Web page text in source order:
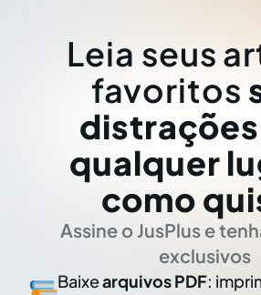
Leia seus
favoritos
distrações
qualquer
como
Assine o JusPlus e
exclusivos
Baixearquivos PDF: